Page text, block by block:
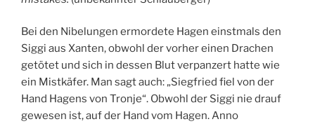
Bei den Nibelungen ermordete Hagen einstmals den
Siggi aus Xanten, obwohl der vorher einen Drachen
getötet und sich in dessen Blut verpanzert hatte wie
ein Mistkäfer. Man sagt auch: „Siegfried fiel von der
Hand Hagens von Tronje“. Obwohl der Siggi nie drauf
gewesen ist, auf der Hand vom Hagen. Anno